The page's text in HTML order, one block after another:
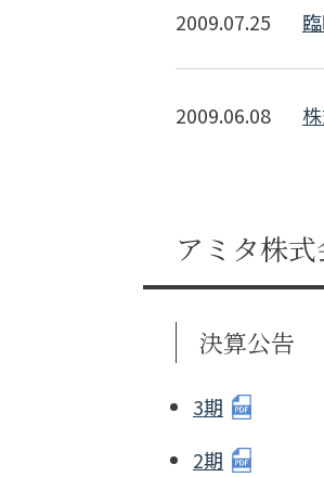
2009.07.25
2009.06.08
アミタ株
決算公告
3期
2期